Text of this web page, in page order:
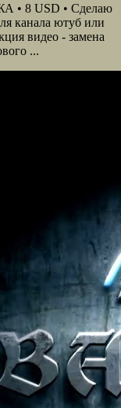
8 USD • Сделаю
ютуб или
видео - замена
...